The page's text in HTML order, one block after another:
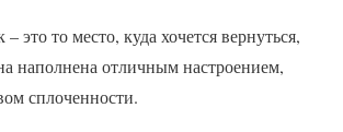
это то место, куда хочется вернуться,
наполнена отличным настроением,
сплоченности.